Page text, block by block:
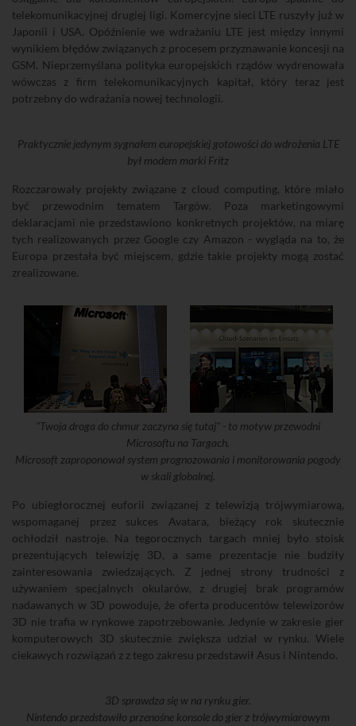
telekomunikacyjnej drugiej ligi. Komercyjne sieci LTE ruszyły już w
Japonii i USA. Opóźnienie we wdrażaniu LTE jest między innymi
wynikiem błędów związanych z procesem przyznawanie koncesji na
GSM. Nieprzemyślana polityka europejskich rządów wydrenowała
wówczas z firm telekomunikacyjnych kapitał, który teraz jest
potrzebny do wdrażania nowej technologii.
Praktycznie jedynym sygnałem europejskiej gotowości do wdrożenia LTE
był modem marki Fritz
Rozczarowały projekty związane z cloud computing, które miało
być przewodnim tematem Targów. Poza marketingowymi
deklaracjami nie przedstawiono konkretnych projektów, na miarę
tych realizowanych przez Google czy Amazon - wygląda na to, że
Europa przestała być miejscem, gdzie takie projekty mogą zostać
zrealizowane.
"Twoja droga do chmur zaczyna się tutaj" - to motyw przewodni
Microsoftu na Targach.
Microsoft zaproponował system prognozowania i monitorowania pogody
w skali globalnej.
Po ubiegłorocznej euforii związanej z telewizją trójwymiarową,
wspomaganej przez sukces Avatara, bieżący rok skutecznie
ochłodził nastroje. Na tegorocznych targach mniej było stoisk
prezentujących telewizję 3D, a same prezentacje nie budziły
zainteresowania zwiedzających. Z jednej strony trudności z
używaniem specjalnych okularów, z drugiej brak programów
nadawanych w 3D powoduje, że oferta producentów telewizorów
3D nie trafia w rynkowe zapotrzebowanie. Jedynie w zakresie gier
komputerowych 3D skutecznie zwiększa udział w rynku. Wiele
ciekawych rozwiązań z z tego zakresu przedstawił Asus i Nintendo.
3D sprawdza się w na rynku gier.
Nintendo przedstawiło przenośne konsole do gier z trójwymiarowym